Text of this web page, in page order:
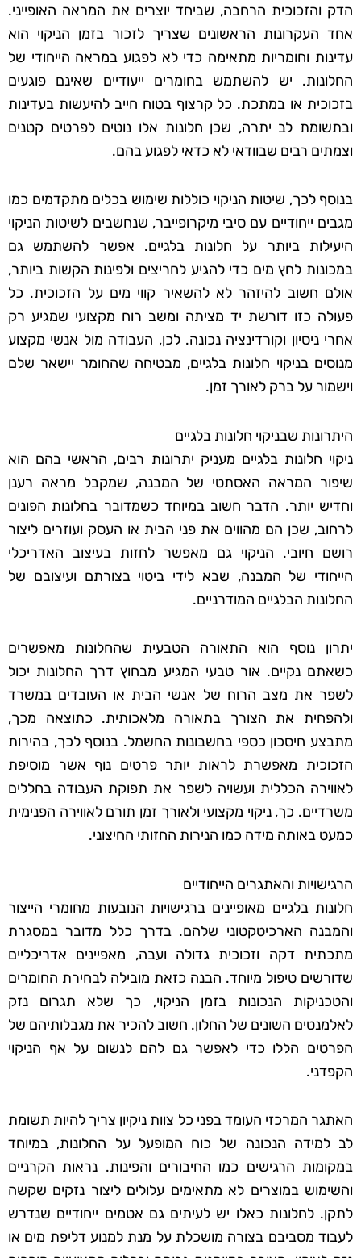
הדק והזכוכית הרחבה, שביחד יוצרים את המראה האופייני.
אחד העקרונות הראשונים שצריך לזכור בזמן הניקוי הוא
עדינות וחומריות מתאימה כדי לא לפגוע במראה הייחודי של
החלונות. יש להשתמש בחומרים ייעודיים שאינם פוגעים
בזכוכית או במתכת. כל קרצוף בטוח חייב להיעשות בעדינות
ובתשומת לב יתרה, שכן חלונות אלו נוטים לפרטים קטנים
וצמתים רבים שבוודאי לא כדאי לפגוע בהם.
בנוסף לכך, שיטות הניקוי כוללות שימוש בכלים מתקדמים כמו
מגבים ייחודיים עם סיבי מיקרופייבר, שנחשבים לשיטות הניקוי
היעילות ביותר על חלונות בלגיים. אפשר להשתמש גם
במכונות לחץ מים כדי להגיע לחריצים ולפינות הקשות ביותר,
אולם חשוב להיזהר לא להשאיר קווי מים על הזכוכית. כל
פעולה כזו דורשת יד מציתה ומשב רוח מקצועי שמגיע רק
אחרי ניסיון וקורדינציה נכונה. לכן, העבודה מול אנשי מקצוע
מנוסים בניקוי חלונות בלגיים, מבטיחה שהחומר יישאר שלם
וישמור על ברק לאורך זמן.
היתרונות שבניקוי חלונות בלגיים
ניקוי חלונות בלגיים מעניק יתרונות רבים, הראשי בהם הוא
שיפור המראה האסתטי של המבנה, שמקבל מראה רענן
וחדיש יותר. הדבר חשוב במיוחד כשמדובר בחלונות הפונים
לרחוב, שכן הם מהווים את פני הבית או העסק ועוזרים ליצור
רושם חיובי. הניקוי גם מאפשר לחזות בעיצוב האדריכלי
הייחודי של המבנה, שבא לידי ביטוי בצורתם ועיצובם של
החלונות הבלגיים המודרניים.
יתרון נוסף הוא התאורה הטבעית שהחלונות מאפשרים
כשאתם נקיים. אור טבעי המגיע מבחוץ דרך החלונות יכול
לשפר את מצב הרוח של אנשי הבית או העובדים במשרד
ולהפחית את הצורך בתאורה מלאכותית. כתוצאה מכך,
מתבצע חיסכון כספי בחשבונות החשמל. בנוסף לכך, בהירות
הזכוכית מאפשרת לראות יותר פרטים נוף אשר מוסיפת
לאווירה הכללית ועשויה לשפר את תפוקת העבודה בחללים
משרדיים. כך, ניקוי מקצועי ולאורך זמן תורם לאווירה הפנימית
כמעט באותה מידה כמו הנירות החזותי החיצוני.
הרגישויות והאתגרים הייחודיים
חלונות בלגיים מאופיינים ברגישויות הנובעות מחומרי הייצור
והמבנה הארכיטקטוני שלהם. בדרך כלל מדובר במסגרת
מתכתית דקה וזכוכית גדולה ועבה, מאפיינים אדריכליים
שדורשים טיפול מיוחד. הבנה כזאת מובילה לבחירת החומרים
והטכניקות הנכונות בזמן הניקוי, כך שלא תגרום נזק
לאלמנטים השונים של החלון. חשוב להכיר את מגבלותיהם של
הפרטים הללו כדי לאפשר גם להם לנשום על אף הניקוי
הקפדני.
האתגר המרכזי העומד בפני כל צוות ניקיון צריך להיות תשומת
לב למידה הנכונה של כוח המופעל על החלונות, במיוחד
במקומות הרגישים כמו החיבורים והפינות. נראות הקרניים
והשימוש במוצרים לא מתאימים עלולים ליצור נזקים שקשה
לתקן. לחלונות כאלו יש לעיתים גם אטמים ייחודיים שנדרש
לעבוד מסביבם בצורה מושכלת על מנת למנוע דליפת מים או